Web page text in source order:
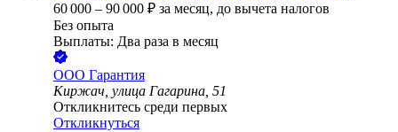
60 000 – 90 000 ₽ за месяц, до вычета налогов
Без опыта
Выплаты: Два раза в месяц
ООО Гарантия
Киржач, улица Гагарина, 51
Откликнитесь среди первых
Откликнуться